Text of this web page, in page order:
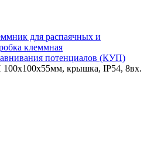
для распаячных и
клеммная
потенциалов (КУП)
100х100х55мм, крышка, IP54, 8вх.